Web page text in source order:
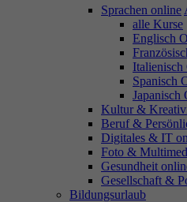
Sprachen online
alle Kurse
Englisch
Spanisch
Japanisch
Kultur &
Beruf &
Digitales & IT
Foto &
Gesundheit
Gesellschaft &
Bildungsurlaub